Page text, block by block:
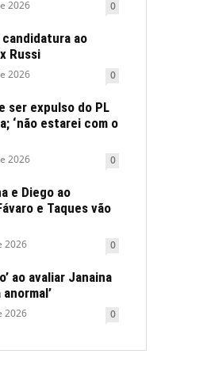
2026 0
ao
Russi
2026 0
ser expulso do PL
‘não estarei com o
2026 0
e Diego ao
e Taques vão
2026 0
ao avaliar Janaina
2026 0